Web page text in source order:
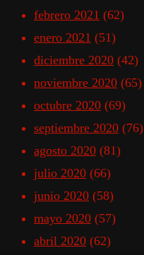
febrero 2021 (62)
enero 2021 (51)
diciembre 2020 (42)
noviembre 2020 (65)
octubre 2020 (69)
septiembre 2020 (76)
agosto 2020 (81)
julio 2020 (66)
junio 2020 (58)
mayo 2020 (57)
abril 2020 (62)